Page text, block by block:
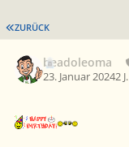
ERSTE SEITE
ZURÜCK
beadoleoma
23. Januar 20242 J.